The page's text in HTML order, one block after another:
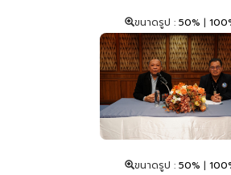
ขนาดรูป : 50% |
ขนาดรูป : 50% |